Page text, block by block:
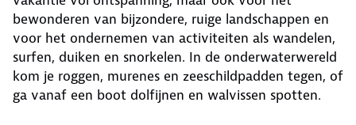
bewonderen van bijzondere, ruige landschappen en
voor het ondernemen van activiteiten als wandelen,
surfen, duiken en snorkelen. In de onderwaterwereld
kom je roggen, murenes en zeeschildpadden tegen, of
ga vanaf een boot dolfijnen en walvissen spotten.